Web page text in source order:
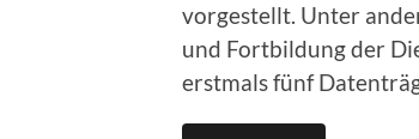
vorgestellt. Unter
und Fortbildung der
erstmals fünf